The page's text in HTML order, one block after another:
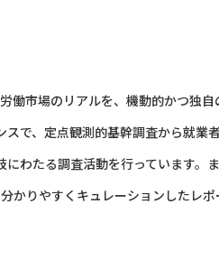
働市場のリアルを、機動的かつ独自
スで、定点観測的基幹調査から就業
にわたる調査活動を行っています。
分かりやすくキュレーションした レ